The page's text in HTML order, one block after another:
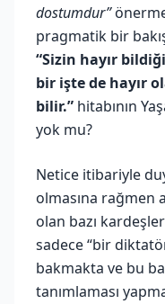
dostumdur”
pragmatik bir
“Sizin hayır
bir işte de hayır
bilir.” hitabının
yok mu?
Netice itibariyle
olmasına rağmen
olan bazı
sadece “bir
bakmakta ve bu
tanımlaması